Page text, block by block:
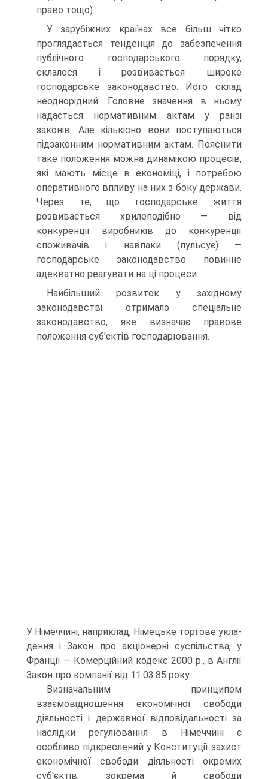
право тощо).
У зарубіжних країнах все більш чітко
проглядається тенденція до забезпечення
публічного господарського порядку,
склалося і розвивається широке
господарське законодавство. Його склад
не­однорідний. Головне значення в ньому
надається нормативним ак­там у ранзі
законів. Але кількісно вони поступаються
підзаконним нормативним актам. Пояснити
таке положення можна динамікою процесів,
які мають місце в економіці, і потребою
оперативного впливу на них з боку держави.
Через те, що господарське життя
розвивається хвилеподібно — від
конкуренції виробників до конку­ренції
споживачів і навпаки (пульсує) —
господарське законодавство повинне
адекватно реагувати на ці процеси.
Найбільший розвиток у західному
законодавстві отримало спе­ціальне
законодавство, яке визначає правове
положення суб'єктів господарювання.
У Німеччині, наприклад, Німецьке торгове укла­
дення і Закон про акціонерні суспільства, у
Франції — Комерційний кодекс 2000 р., в Англії
Закон про компанії від 11.03.85 року.
Визначальним принципом
взаємовідношення економічної свобо­ди
діяльності і державної відповідальності за
наслідки регулювання в Німеччині є
особливо підкреслений у Конституції захист
еконо­мічної свободи діяльності окремих
суб'єктів, зокрема й свободи